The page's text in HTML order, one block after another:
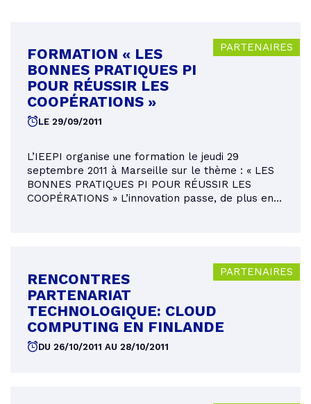
PARTENAIRES
FORMATION « LES
BONNES PRATIQUES PI
POUR RÉUSSIR LES
COOPÉRATIONS »
LE 29/09/2011
L’IEEPI organise une formation le jeudi 29
septembre 2011 à Marseille sur le thème : « LES
BONNES PRATIQUES PI POUR RÉUSSIR LES
COOPÉRATIONS » L’innovation passe, de plus en...
PARTENAIRES
RENCONTRES
PARTENARIAT
TECHNOLOGIQUE: CLOUD
COMPUTING EN FINLANDE
DU 26/10/2011 AU 28/10/2011